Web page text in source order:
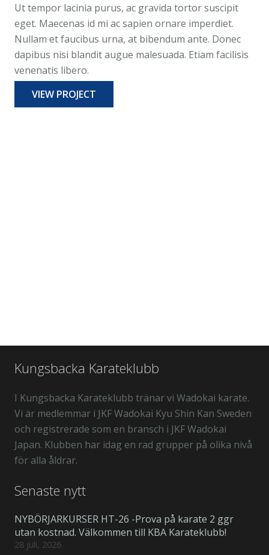
Ut tempor lacinia purus, ac gravida tortor suscipit
eget. Maecenas id mi ac sapien ornare imperdiet.
Nullam et faucibus urna, at bibendum ante. Donec
dapibus nisi blandit augue malesuada. Etiam facilisis
venenatis libero.
VIEW PROJECT
Kungsbacka Karateklubb
I Kungsbacka Karateklubb tränar vi Wadokai karate.
Vi är medlemmar i JKF Wadokai Kyu Shin Kan Sweden
och registrerade som en bransch i JKF Wadokai
Japan. Klubben har idag en rad grupper på olika nivå
för alla åldrar.
Senaste nytt
NYBÖRJARKURSER HT-26 -Prova på karate 2 ggr
utan kostnad. Välkommen till KBA Karateklubb!
28 juli, 2026